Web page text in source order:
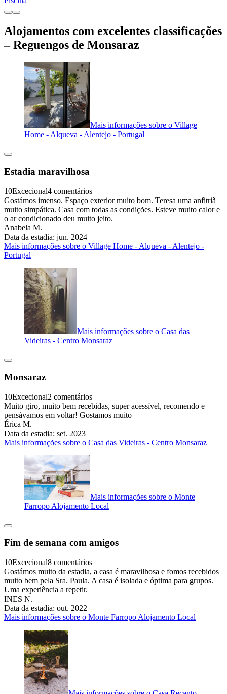
Alojamentos com excelentes classificações
– Reguengos de Monsaraz
Mais informações sobre o Village
Home - Alqueva - Alentejo - Portugal
Estadia maravilhosa
10Excecional4 comentários
Gostámos imenso. Espaço exterior muito bom. Teresa uma anfitriã
muito simpática. Casa com todas as condições. Esteve muito calor e
o ar condicionado deu muito jeito.
Anabela M.
Data da estadia: jun. 2024
Mais informações sobre o Village Home - Alqueva - Alentejo -
Portugal
Mais informações sobre o Casa das
Videiras - Centro Monsaraz
Monsaraz
10Excecional2 comentários
Muito giro, muito bem recebidas, super acessível, recomendo e
pensávamos em voltar! Gostamos muito
Érica M.
Data da estadia: set. 2023
Mais informações sobre o Casa das Videiras - Centro Monsaraz
Mais informações sobre o Monte
Farropo Alojamento Local
Fim de semana com amigos
10Excecional8 comentários
Gostámos muito da estadia, a casa é maravilhosa e fomos recebidos
muito bem pela Sra. Paula. A casa é isolada e óptima para grupos.
Uma experiência a repetir.
INES N.
Data da estadia: out. 2022
Mais informações sobre o Monte Farropo Alojamento Local